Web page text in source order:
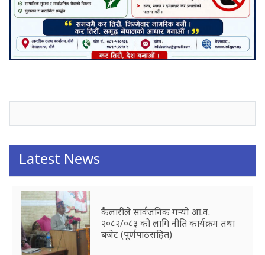
Latest News
कैलारीले सार्वजनिक गर्‍यो आ.व.
२०८२/०८३ को लागि नीति कार्यक्रम तथा
बजेट (पूर्णपाठसहित)